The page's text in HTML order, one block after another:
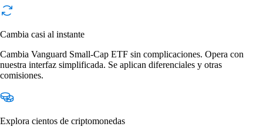
Cambia casi al instante
Cambia Vanguard Small-Cap ETF sin complicaciones. Opera con
nuestra interfaz simplificada. Se aplican diferenciales y otras
comisiones.
Explora cientos de criptomonedas